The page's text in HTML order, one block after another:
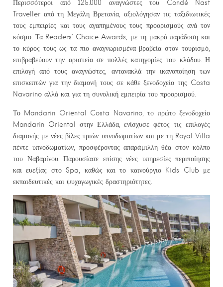
Περισσότεροι από 125.000 αναγνώστες του Condé Nast
Traveller από τη Μεγάλη Βρετανία, αξιολόγησαν τις ταξιδιωτικές
τους εμπειρίες και τους αγαπημένους τους προορισμούς ανά τον
κόσμο. Τα Readers’ Choice Awards, με τη μακρά παράδοση και
το κύρος τους ως τα πιο αναγνωρισμένα βραβεία στον τουρισμό,
επιβραβεύουν την αριστεία σε πολλές κατηγορίες του κλάδου. Η
επιλογή από τους αναγνώστες, αντανακλά την ικανοποίηση των
επισκεπτών για την διαμονή τους σε κάθε ξενοδοχείο της Costa
Navarino αλλά και για τη συνολική εμπειρία του προορισμού.
Το Mandarin Oriental Costa Navarino, το πρώτο ξενοδοχείο
Mandarin Oriental στην Ελλάδα, ενίσχυσε φέτος τις επιλογές
διαμονής με νέες βίλες τριών υπνοδωματίων και με τη Royal Villa
πέντε υπνοδωματίων, προσφέροντας απαράμιλλη θέα στον κόλπο
του Ναβαρίνου. Παρουσίασε επίσης νέες υπηρεσίες περιποίησης
και ευεξίας στο Spa, καθώς και το καινούργιο Kids Club με
εκπαιδευτικές και ψυχαγωγικές δραστηριότητες.